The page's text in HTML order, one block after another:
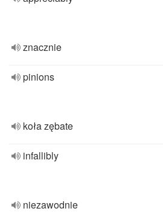
znacznie
pinions
koła zębate
infallibly
niezawodnie